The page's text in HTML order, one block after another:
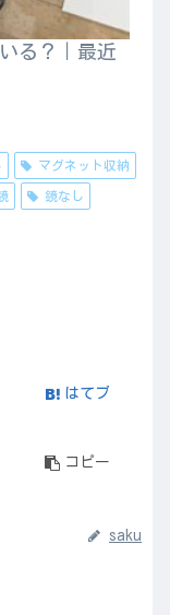
る？｜最近
マグネット収納
鏡なし
はてブ
コピー
saku